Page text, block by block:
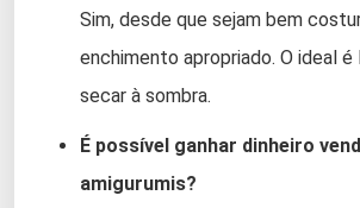
Sim, desde que sejam bem
enchimento apropriado. O ideal é
secar à sombra.
É possível ganhar dinheiro
amigurumis?